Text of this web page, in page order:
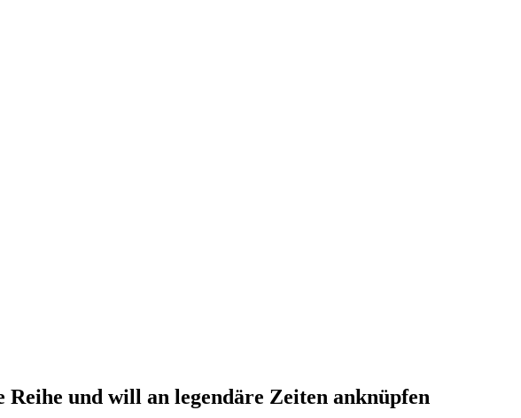
und will an legendäre Zeiten anknüpfen